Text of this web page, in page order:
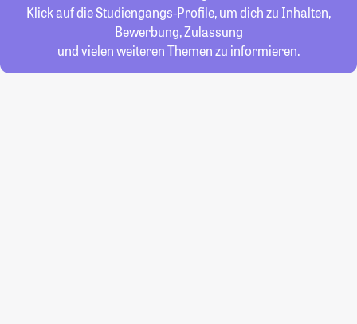
Klick auf die Studiengangs-Profile, um dich zu Inhalten,
Bewerbung, Zulassung
und vielen weiteren Themen zu informieren.